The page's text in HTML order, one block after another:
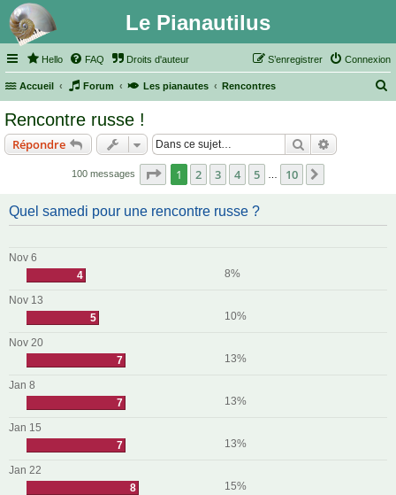
Le Pianautilus
Hello FAQ Droits d'auteur Connexion
S’enregistrer
Accueil Forum Les pianautes Rencontres
Rencontre russe !
Répondre Rechercher
100 messages Page 1sur10
1 2 3 4 5 10
Quel samedi pour une rencontre russe ?
Nov 6
4
8%
Nov 13
5
10%
Nov 20
7
13%
Jan 8
7
13%
Jan 15
7
13%
Jan 22
8
15%